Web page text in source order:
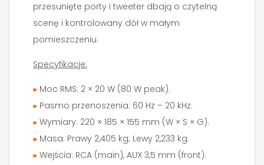
przesunięte porty i tweeter dbają o czytelną
scenę i kontrolowany dół w małym
pomieszczeniu.
Specyfikacje:
Moc RMS: 2 × 20 W (80 W peak).
Pasmo przenoszenia: 60 Hz – 20 kHz.
Wymiary: 220 × 185 × 155 mm (W × S × G).
Masa: Prawy 2,405 kg; Lewy 2,233 kg.
Wejścia: RCA (main), AUX 3,5 mm (front).